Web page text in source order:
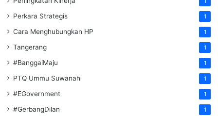
Perkara Strategis 1
Cara Menghubungkan HP 1
Tangerang 1
#BanggaiMaju 1
PTQ Ummu Suwanah 1
#EGovernment 1
#GerbangDilan 1